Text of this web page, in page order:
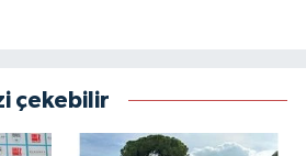
çekebilir